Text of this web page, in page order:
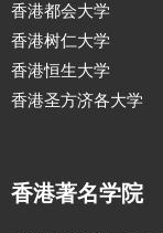
香港都会大学
香港树仁大学
香港恒生大学
香港圣方济各大学
香港著名学院